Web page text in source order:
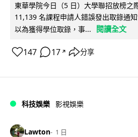
東華學院今日（5 日）大學聯招放榜之
11,139 名課程申請人錯誤發出取錄通
以為獲得學位取錄，事...
閱讀全文
147 17 ↗ 分享
科技娛樂 影視娛樂
Lawton 1 日